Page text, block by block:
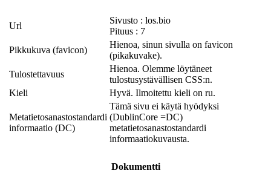
Url
Sivusto : los.bio
Pituus : 7
Pikkukuva (favicon)
Hienoa, sinun sivulla on favicon
(pikakuvake).
Tulostettavuus
Hienoa. Olemme löytäneet
tulostusystävällisen CSS:n.
Kieli
Hyvä. Ilmoitettu kieli on ru.
Metatietosanastostandardi
informaatio (DC)
Tämä sivu ei käytä hyödyksi
(DublinCore =DC)
metatietosanastostandardi
informaatiokuvausta.
Dokumentti